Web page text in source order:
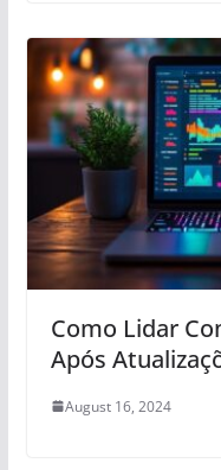
Como Lidar
Após
August 16, 2024